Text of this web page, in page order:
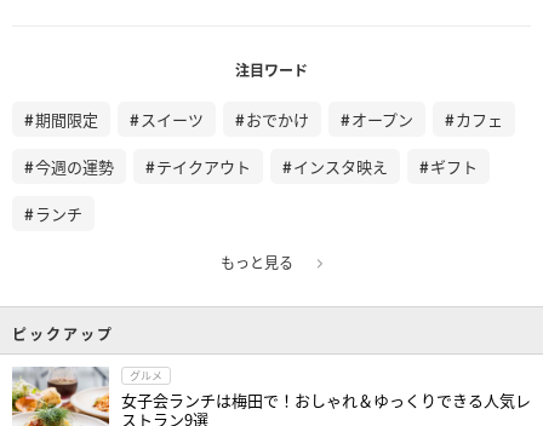
注目ワード
期間限定 スイーツ おでかけ オープン カフェ
今週の運勢 テイクアウト インスタ映え ギフト
ランチ
もっと見る
ピックアップ
グルメ
女子会ランチは梅田で！おしゃれ＆ゆっくりできる人気レ
ストラン9選